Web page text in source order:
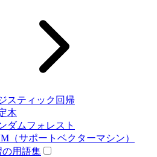
スティック回帰
木
ダムフォレスト
（サポートベクターマシン）
の用語集